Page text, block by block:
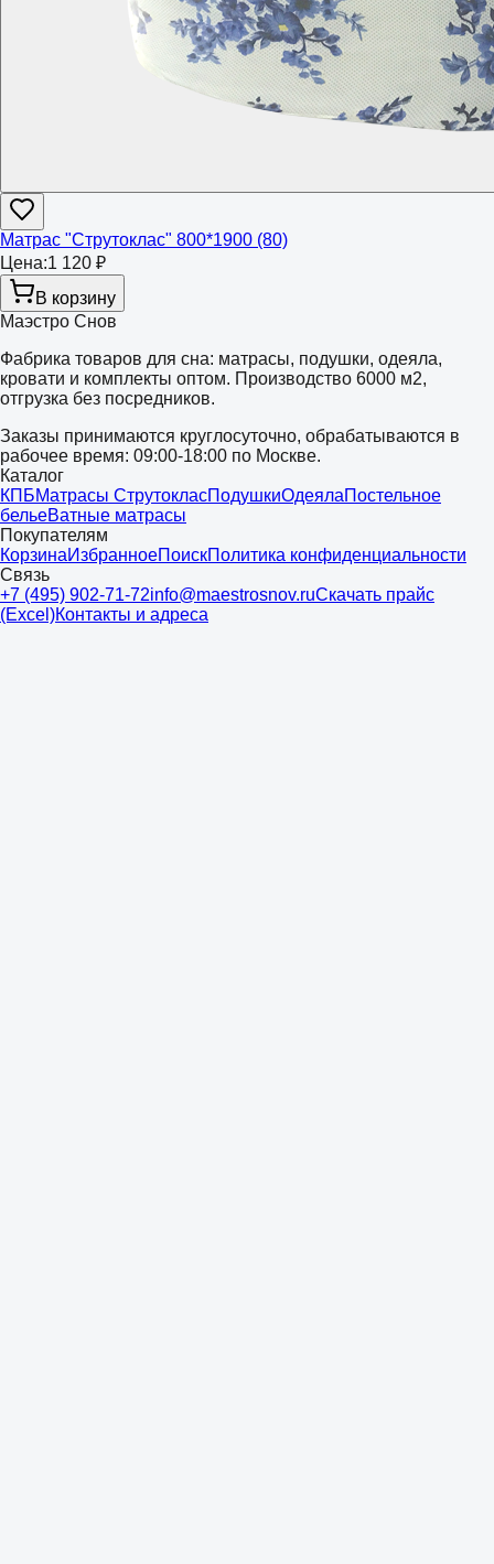
Матрас "Струтоклас" 800*1900 (80)
Цена:1 120 ₽
В корзину
Маэстро Снов
Фабрика товаров для сна: матрасы, подушки, одеяла,
кровати и комплекты оптом. Производство 6000 м2,
отгрузка без посредников.
Заказы принимаются круглосуточно, обрабатываются в
рабочее время: 09:00-18:00 по Москве.
Каталог
КПБМатрасы СтрутокласПодушкиОдеялаПостельное
бельеВатные матрасы
Покупателям
КорзинаИзбранноеПоискПолитика конфиденциальности
Связь
+7 (495) 902-71-72info@maestrosnov.ruСкачать прайс
(Excel)Контакты и адреса